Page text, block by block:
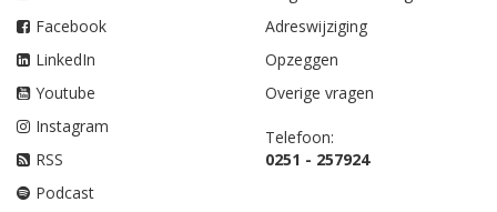
Facebook
LinkedIn
Youtube
Instagram
RSS
Podcast
Adreswijziging
Opzeggen
Overige vragen
Telefoon:
0251 - 257924